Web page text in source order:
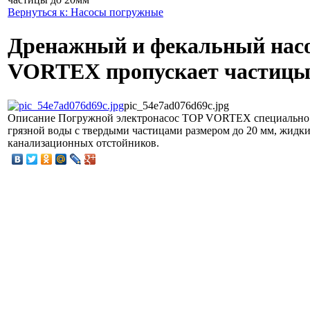
Вернуться к: Насосы погружные
Дренажный и фекальный
VORTEX пропускает
pic_54e7ad076d69c.jpg
Описание Погружной электронасос TOP VORTEX специально
грязной воды с твердыми частицами размером до 20 мм,
канализационных отстойников.